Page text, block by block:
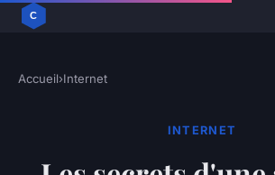
Accueil›Internet
INTERNET